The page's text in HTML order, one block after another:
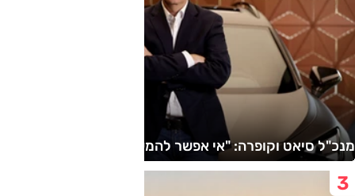
מנכ"ל סיאט וקופרה: "אי אפשר להמשיך כך"